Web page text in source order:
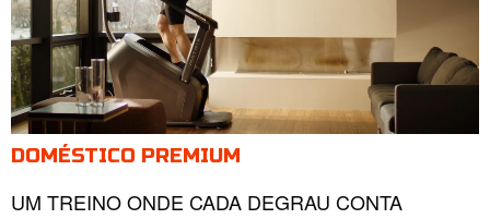
DOMÉSTICO PREMIUM
UM TREINO ONDE CADA DEGRAU CONTA